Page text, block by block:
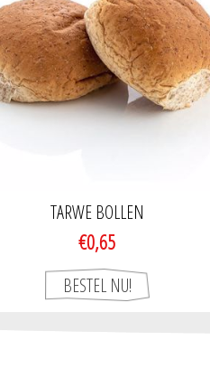
TARWE BOLLEN
€0,65